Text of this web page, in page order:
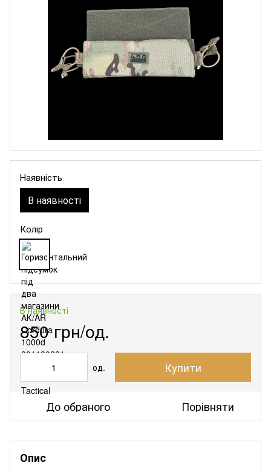
Наявність
В наявності
Колір
В наявності
850 грн/од.
од. Купити
До обраного Порівняти
Опис